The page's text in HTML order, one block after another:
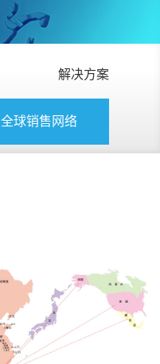
解决方案
全球销售网络